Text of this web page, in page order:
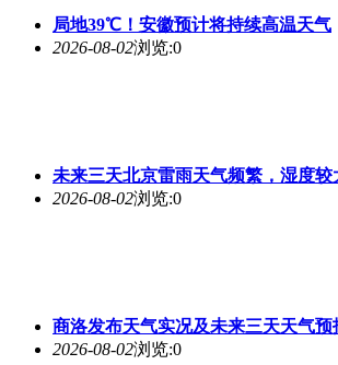
局地39℃！安徽预计将持续高温天气
2026-08-02浏览:0
未来三天北京雷雨天气频繁，湿度
2026-08-02浏览:0
商洛发布天气实况及未来三天天气预
2026-08-02浏览:0